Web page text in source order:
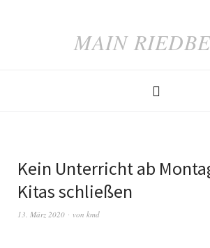
MAIN
Kein Unterricht ab
Kitas schließen
13. März 2020 von kmd